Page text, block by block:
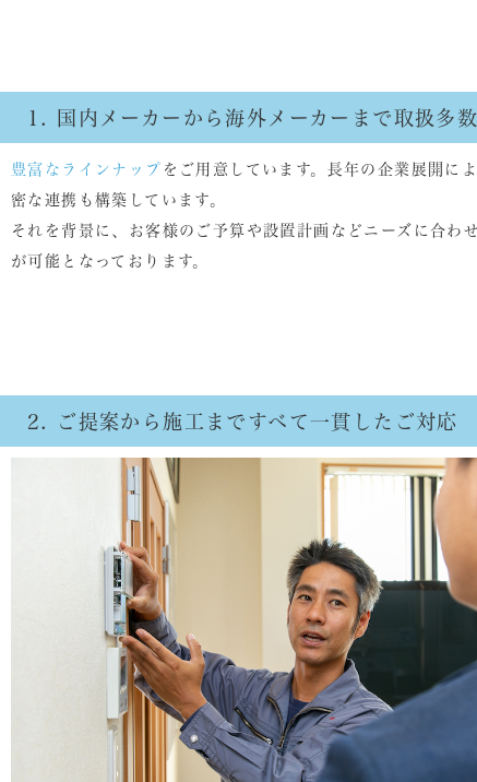
1. 国内メーカーから海外メーカーまで取扱多数
豊富なラインナップ をご用意しています。長年の企業展開に
密な連携も構築しています。
それを背景に、お客様のご予算や設置計画などニーズに合わ
が可能となっております。
2. ご提案から施工まですべて一貫したご対応